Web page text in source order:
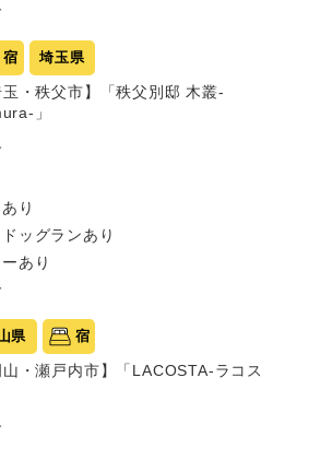
宿 埼玉県
玉・秩父市】「秩父別邸 木叢-
」
り
ッグランあり
あり
県 宿
山・瀬戸内市】「LACOSTA-ラコス